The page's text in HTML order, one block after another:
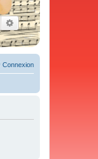
Rechercher
Recherche avancée
Connexion